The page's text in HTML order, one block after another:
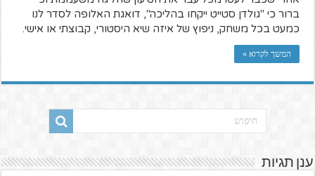
ברור כי "גולדן סטייט ייקחו בהליכה", דואגת האלופה לסדר לנו
כמעט בכל משחק, ניפוץ של איזה שיא היסטורי, קבוצתי או אישי.
המשך לקרוא »
ענן תגיות